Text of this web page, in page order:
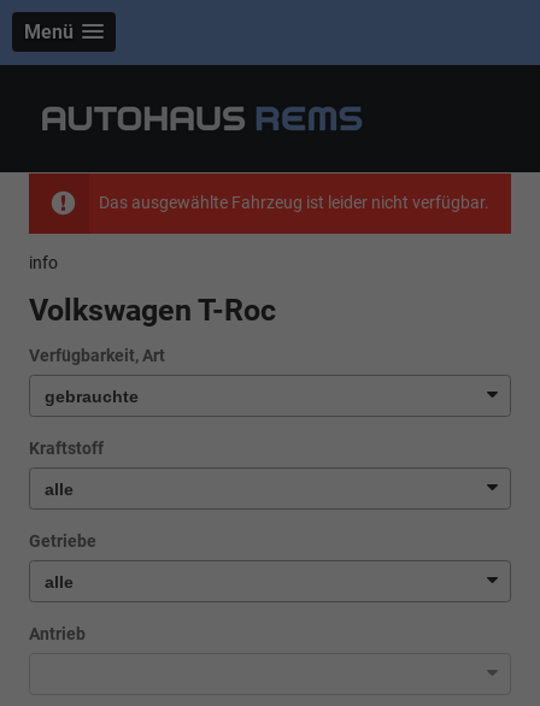
Menü
Das ausgewählte Fahrzeug ist leider nicht verfügbar.
info
Volkswagen T-Roc
Verfügbarkeit, Art
Kraftstoff
Getriebe
Antrieb